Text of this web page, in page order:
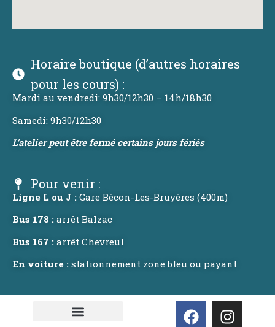
Horaire boutique (d’autres horaires
pour les cours) :
Mardi au vendredi: 9h30/12h30 – 14h/18h30
Samedi: 9h30/12h30
L’atelier peut être fermé certains jours fériés
Pour venir :
Ligne L ou J : Gare Bécon-Les-Bruyéres (400m)
Bus 178 : arrêt Balzac
Bus 167 : arrêt Chevreul
En voiture : stationnement zone bleu ou payant
F
a
I
n